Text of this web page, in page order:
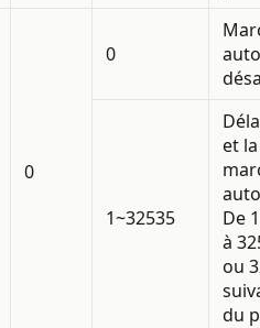
0
0
1~32535
et
De
à
ou
du